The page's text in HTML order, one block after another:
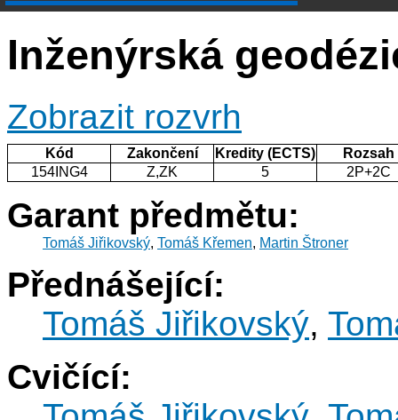
Inženýrská
Zobrazit rozvrh
Kód Zakončení Kredity (ECTS)
Rozsah
154ING4
Z,ZK 5 2P+2C
Garant předmětu:
Tomáš Jiřikovský, Tomáš Křemen, Martin Štroner
Přednášející:
Tomáš Jiřikovský,
Cvičící: